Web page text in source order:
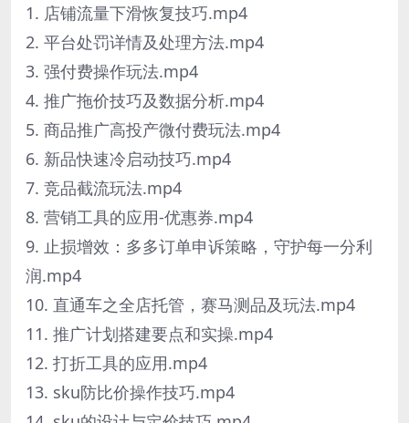
1. 店铺流量下滑恢复技巧.mp4
2. 平台处罚详情及处理方法.mp4
3. 强付费操作玩法.mp4
4. 推广拖价技巧及数据分析.mp4
5. 商品推广高投产微付费玩法.mp4
6. 新品快速冷启动技巧.mp4
7. 竞品截流玩法.mp4
8. 营销工具的应用-优惠券.mp4
9. 止损增效：多多订单申诉策略，守护每一分利
润.mp4
10. 直通车之全店托管，赛马测品及玩法.mp4
11. 推广计划搭建要点和实操.mp4
12. 打折工具的应用.mp4
13. sku防比价操作技巧.mp4